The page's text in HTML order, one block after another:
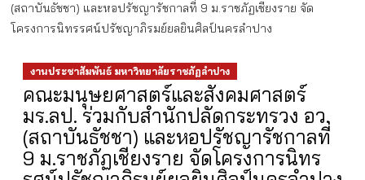
(สถาบันธัชชา) และหอปรัชญารัชกาลที่ 9 ม.ราชภัฏเชียงราย จัด
โครงการนิทรรศน์ปรัชญาภิรมย์ยลยินศิลป์นครลำปาง
งานประชาสัมพันธ์ มหาวิทยาลัยราชภัฏลำปาง
คณะมนุษยศาสตร์และสังคมศาสตร์
มร.ลป. ร่วมกับสำนักปลัดกระทรวง อว.
(สถาบันธัชชา) และหอปรัชญารัชกาลที่
9 ม.ราชภัฏเชียงราย จัดโครงการนิทร